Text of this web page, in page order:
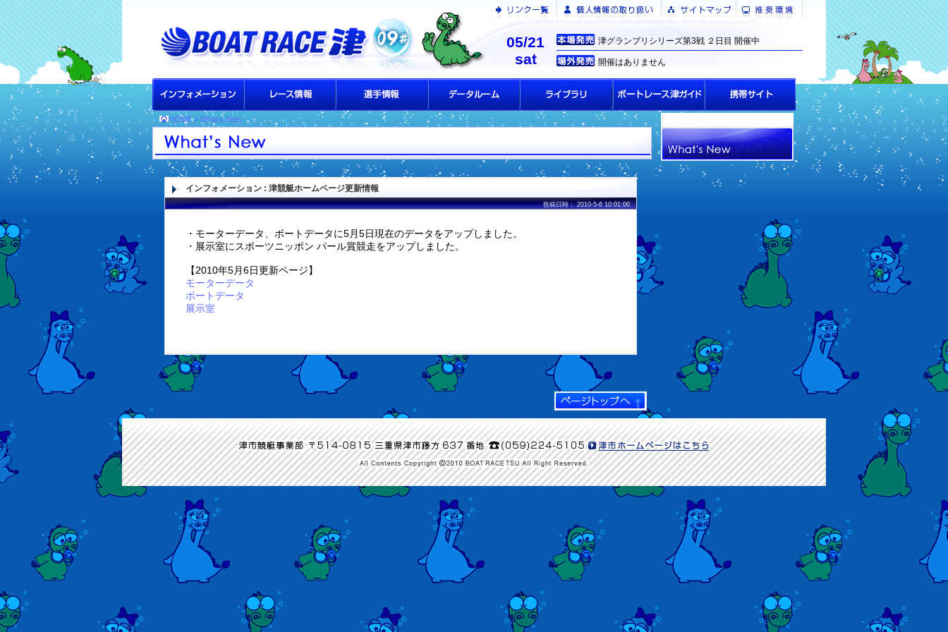
津グランプリシリーズ第3戦 ２日目 開催中
開催はありません
05/21
sat
HOME> What's New
インフォメーション: 津競艇ホームページ更新情報
投稿日時： 2010-5-6 10:01:00
・モーターデータ、ボートデータに5月5日現在のデータをアップしました。
・展示室にスポーツニッポン パール賞競走をアップしました。
【2010年5月6日更新ページ】
モーターデータ
ボートデータ
展示室